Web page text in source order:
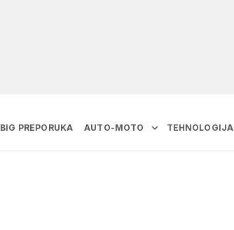
BIG PREPORUKA AUTO-MOTO TEHNOLOGIJA